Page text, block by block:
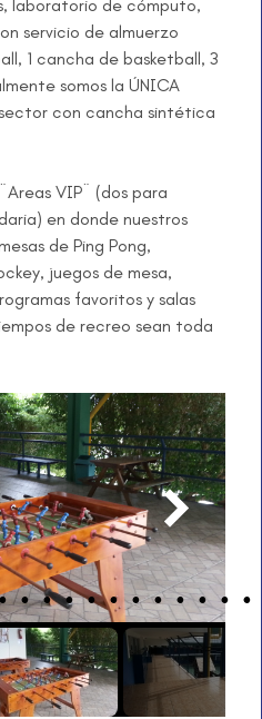
laboratorio de cómputo,
servicio de almuerzo
1 cancha de basketball, 3
somos la ÚNICA
con cancha sintética
VIP¨ (dos para
en donde nuestros
de Ping Pong,
juegos de mesa,
favoritos y salas
de recreo sean toda